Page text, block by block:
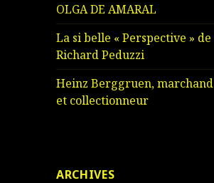
OLGA DE AMARAL
La si belle « Perspective » de
Richard Peduzzi
Heinz Berggruen, marchand
et collectionneur
ARCHIVES